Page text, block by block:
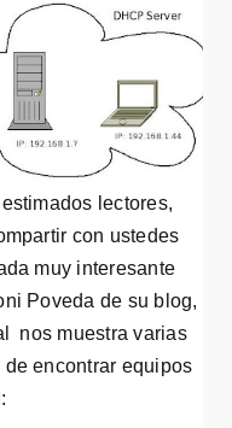
lectores,
con ustedes
muy interesante
Poveda de su blog,
nos muestra varias
de encontrar equipos